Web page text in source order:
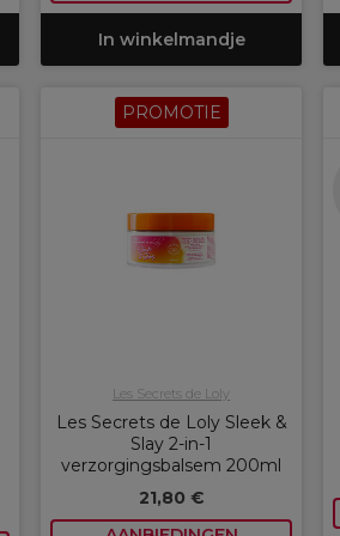
In winkelmandje
PROMOTIE
Les Secrets de Loly
Les Secrets de Loly Sleek &
Slay 2-in-1
verzorgingsbalsem 200ml
21,80 €